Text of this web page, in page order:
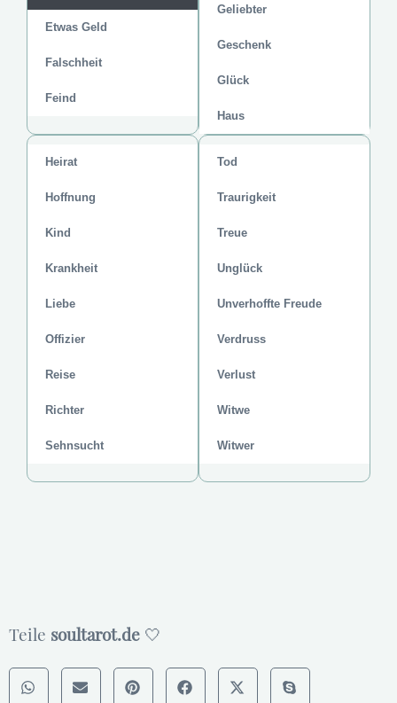
Etwas Geld
Falschheit
Feind
Geliebter
Geschenk
Glück
Haus
Heirat
Hoffnung
Kind
Krankheit
Liebe
Offizier
Reise
Richter
Sehnsucht
Tod
Traurigkeit
Treue
Unglück
Unverhoffte Freude
Verdruss
Verlust
Witwe
Witwer
Teile soultarot.de 🤍